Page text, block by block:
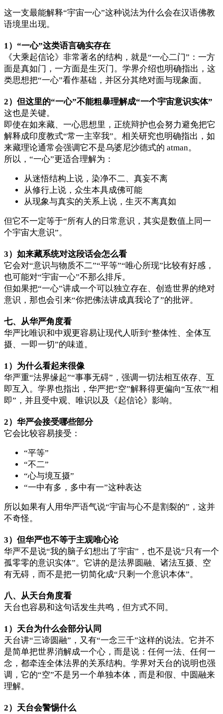
这一支最能解释“宇宙一心”这种说法为什么会在汉语佛教
语境里出现。
1）“一心”这类语言确实存在
《大乘起信论》非常著名的结构，就是“一心二门”：一方
面是真如门，一方面是生灭门。学界介绍也明确指出，这
类思想把“一心”看作基础，并区分其绝对面与现象面。
2）但这里的“一心”不能粗暴理解成“一个宇宙意识实体”
这也是关键。
即使在如来藏、一心思想里，正统辩护也会努力避免把它
解释成印度教式“常一主宰我”。相关研究也明确指出，如
来藏理论通常会强调它不是乌婆尼沙德式的 atman。
所以，“一心”更适合理解为：
从迷悟结构上说，染净不二、真妄不离
从修行上说，众生本具成佛可能
从现象与真实的关系上说，生灭不离真如
但它不一定等于“所有人的日常意识，其实是数值上同一
个宇宙大意识”。
3）如来藏系统对这段话会怎么看
它会对“意识与物质不二”“平等”“唯心所现”比较有好感，
也可能对“宇宙一心”不那么排斥。
但如果把“一心”讲成一个可以独立存在、创造世界的绝对
意识，那也会引来“你把佛法讲成真我论了”的批评。
七、从华严角度看
华严比唯识和中观更容易让现代人听到“整体性、全体互
摄、一即一切”的味道。
1）为什么看起来很像
华严重“法界缘起”“事事无碍”，强调一切法相互依存、互
即互入。学界也指出，华严把“空”解释得更偏向“互依”“相
即”，并且受中观、唯识以及《起信论》影响。
2）华严会接受哪些部分
它会比较容易接受：
“平等”
“不二”
“心与境互摄”
“一中有多，多中有一”这种表达
所以如果有人用华严语气说“宇宙与心不是割裂的”，这并
不奇怪。
3）但华严也不等于主观唯心论
华严不是说“我的脑子幻想出了宇宙”，也不是说“只有一个
孤零零的意识实体”。它讲的是法界圆融、诸法互摄、空
有无碍，而不是把一切简化成“只剩一个意识本体”。
八、从天台角度看
天台也容易和这句话发生共鸣，但方式不同。
1）天台为什么会部分认同
天台讲“三谛圆融”，又有“一念三千”这样的说法。它并不
是简单把世界消解成一个心，而是说：任何一法、任何一
念，都牵连全体法界的关系结构。学界对天台的说明也强
调，它的“空”不是另一个单独本体，而是和假、中圆融来
理解。
2）天台会警惕什么